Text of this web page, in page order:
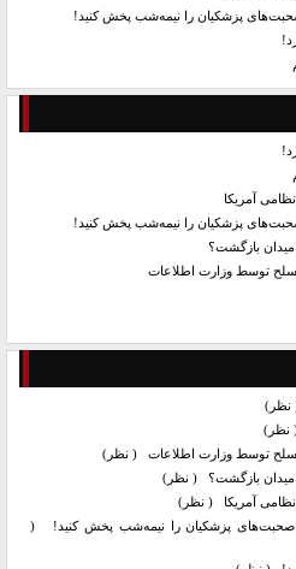
پزشکیان را نیمه‌شب پخش کنید!
آمریکا
پزشکیان را نیمه‌شب پخش کنید!
میدان بازگشت؟
نظر)
( نظر)
میدان بازگشت؟ ( نظر)
آمریکا
( نظر)
پزشکیان را نیمه‌شب پخش کنید!
(